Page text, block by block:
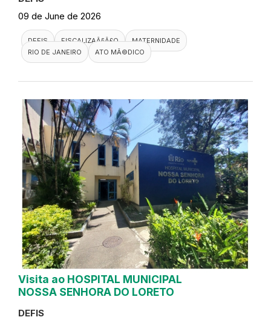
09 de June de 2026
DEFIS FISCALIZAÃ§Ã£O
MATERNIDADE
RIO DE JANEIRO
ATO MÃ©DICO
Visita ao HOSPITAL MUNICIPAL
NOSSA SENHORA DO LORETO
DEFIS